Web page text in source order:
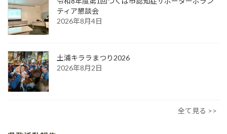
ティア懇談会
2026年8月4日
土浦キララまつり2026
2026年8月2日
全て見る >>